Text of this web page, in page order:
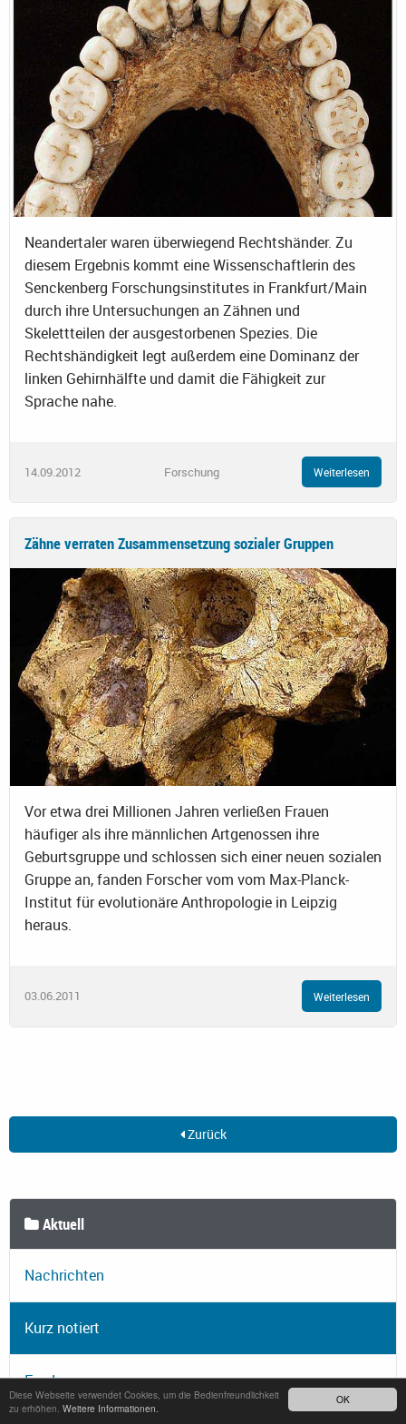
OK
Diese Webseite verwendet Cookies, um die Bedienfreundlichkeit
zu erhöhen. Weitere Informationen.
Neandertaler waren überwiegend Rechtshänder. Zu
diesem Ergebnis kommt eine Wissenschaftlerin des
Senckenberg Forschungsinstitutes in Frankfurt/Main
durch ihre Untersuchungen an Zähnen und
Skelettteilen der ausgestorbenen Spezies. Die
Rechtshändigkeit legt außerdem eine Dominanz der
linken Gehirnhälfte und damit die Fähigkeit zur
Sprache nahe.
14.09.2012 Forschung Weiterlesen
Zähne verraten Zusammensetzung sozialer Gruppen
Vor etwa drei Millionen Jahren verließen Frauen
häufiger als ihre männlichen Artgenossen ihre
Geburtsgruppe und schlossen sich einer neuen sozialen
Gruppe an, fanden Forscher vom vom Max-Planck-
Institut für evolutionäre Anthropologie in Leipzig
heraus.
03.06.2011 Weiterlesen
Zurück
Aktuell
Nachrichten
Kurz notiert
Feeds